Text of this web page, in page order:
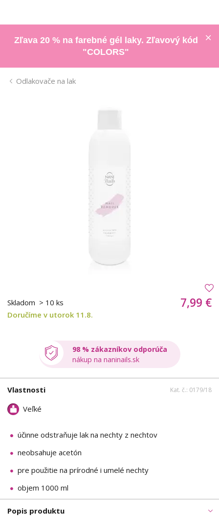
Zľava 20 % na farebné gél laky. Zľavový kód
"COLORS"
Odlakovače na lak
Skladom > 10 ks
Doručíme v utorok 11.8.
7,99 €
98 % zákazníkov odporúča
nákup na naninails.sk
Vlastnosti Kat. č.: 0179/18
Veľké
účinne odstraňuje lak na nechty z nechtov
neobsahuje acetón
pre použitie na prírodné i umelé nechty
objem 1000 ml
Popis produktu